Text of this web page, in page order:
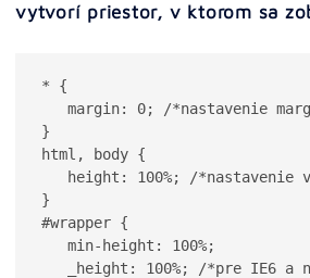
vytvorí priestor, v ktorom sa
* {
margin: 0; /*nastavenie
}
html, body {
height: 100%; /*nastavenie
}
#wrapper {
   min-height: 100%;
_height: 100%; /*pre IE6 a